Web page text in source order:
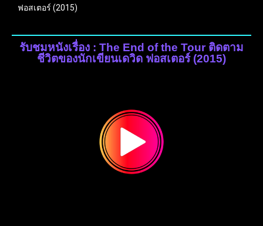
ฟอสเตอร์ (2015)
รับชมหนังเรื่อง : The End of the Tour ติดตาม
ชีวิตของนักเขียนเดวิด ฟอสเตอร์ (2015)